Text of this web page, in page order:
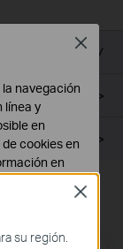
su región.
Close
navegación
línea y
en
cookies en
en
Close